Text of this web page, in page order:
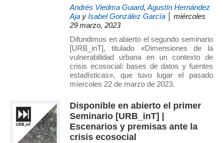
Andrés Viedma Guiard, Agustín Hernández
Aja y Isabel González García │ miércoles
29 marzo, 2023
Difundimos en abierto el segundo seminario
[URB_inT], titulado «Dimensiones de la
vulnerabilidad urbana en un contexto de
crisis ecosocial: bases de datos y fuentes
estadísticas», que tuvo lugar el pasado
míercoles 22 de marzo de 2023.
Disponible en abierto el primer
Seminario [URB_inT] |
Escenarios y premisas ante la
crisis ecosocial